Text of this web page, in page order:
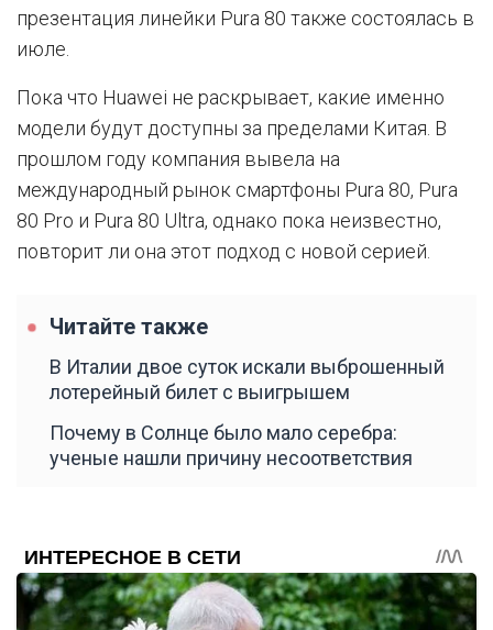
презентация линейки Pura 80 также состоялась в
июле.
Пока что Huawei не раскрывает, какие именно
модели будут доступны за пределами Китая. В
прошлом году компания вывела на
международный рынок смартфоны Pura 80, Pura
80 Pro и Pura 80 Ultra, однако пока неизвестно,
повторит ли она этот подход с новой серией.
Читайте также
В Италии двое суток искали выброшенный
лотерейный билет с выигрышем
Почему в Солнце было мало серебра:
ученые нашли причину несоответствия